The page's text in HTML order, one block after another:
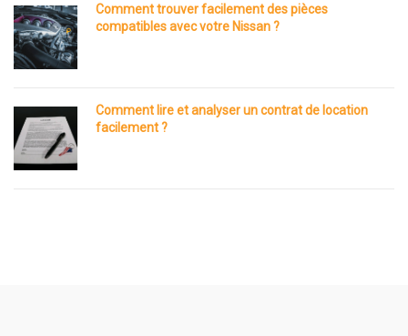
Comment trouver facilement des pièces
compatibles avec votre Nissan ?
Comment lire et analyser un contrat de location
facilement ?